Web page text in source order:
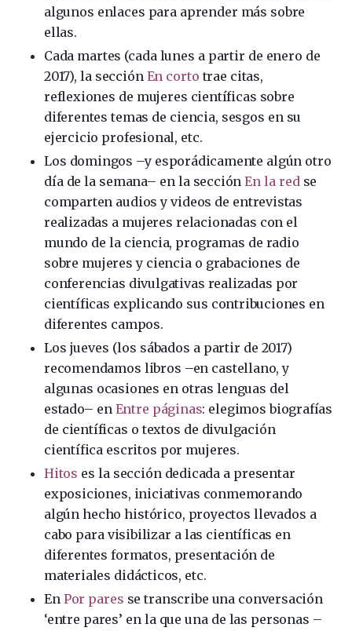
algunos enlaces para aprender más sobre
ellas.
Cada martes (cada lunes a partir de enero de
2017), la sección En corto trae citas,
reflexiones de mujeres científicas sobre
diferentes temas de ciencia, sesgos en su
ejercicio profesional, etc.
Los domingos –y esporádicamente algún otro
día de la semana– en la secciónEn la redse
comparten audios y videos de entrevistas
realizadas a mujeres relacionadas con el
mundo de la ciencia, programas de radio
sobre mujeres y ciencia o grabaciones de
conferencias divulgativas realizadas por
científicas explicando sus contribuciones en
diferentes campos.
Los jueves (los sábados a partir de 2017)
recomendamos libros –en castellano, y
algunas ocasiones en otras lenguas del
estado– en Entre páginas: elegimos biografías
de científicas o textos de divulgación
científica escritos por mujeres.
Hitos es la sección dedicada a presentar
exposiciones, iniciativas conmemorando
algún hecho histórico, proyectos llevados a
cabo para visibilizar a las científicas en
diferentes formatos, presentación de
materiales didácticos, etc.
En Por pares se transcribe una conversación
‘entre pares’ en la que una de las personas –